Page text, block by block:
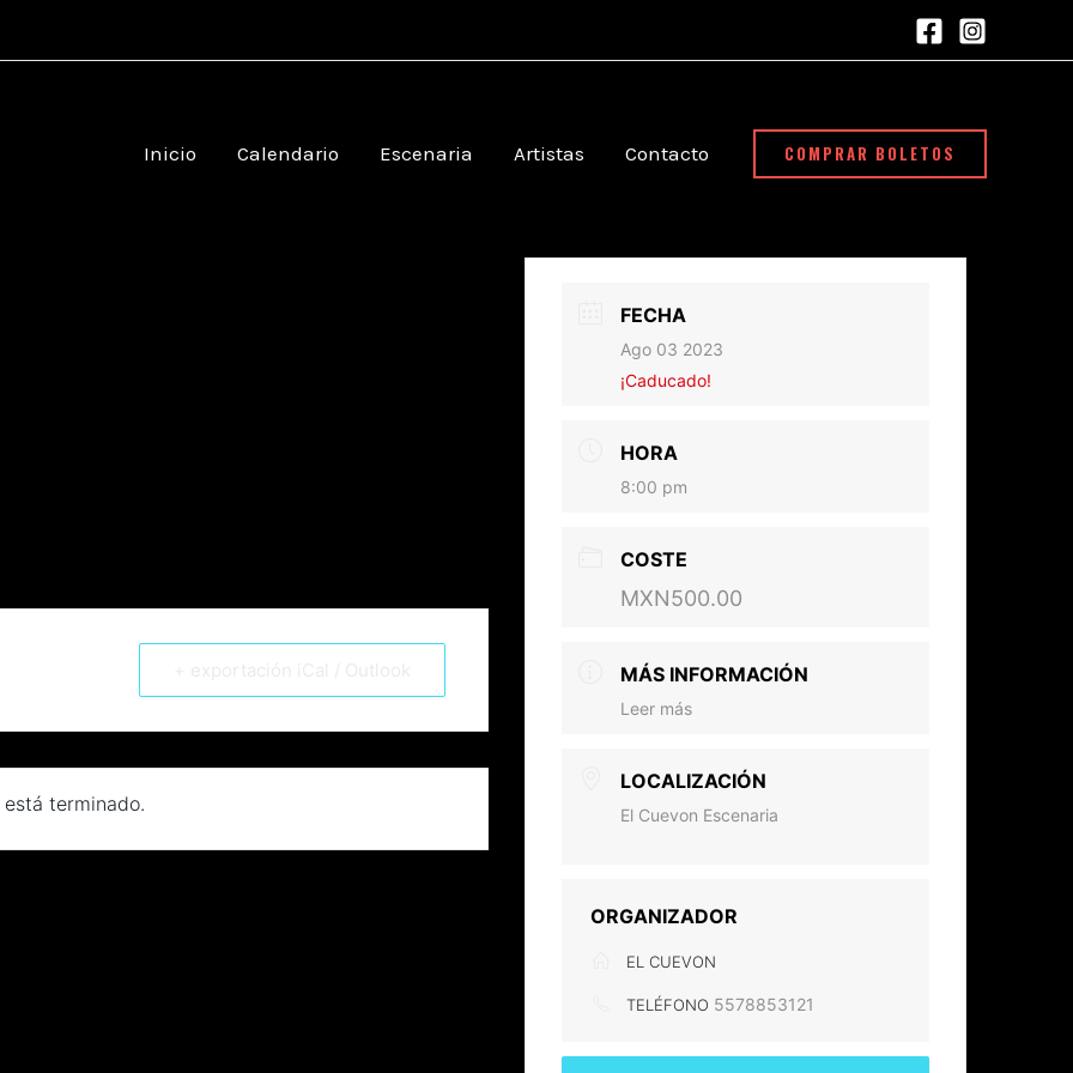
Inicio Calendario Escenaria Artistas Contacto COMPRAR BOLETOS
terminado.
FECHA
Ago 03 2023
¡Caducado!
HORA
8:00 pm
COSTE
MXN500.00
MÁS INFORMACIÓN
Leer más
LOCALIZACIÓN
El Cuevon Escenaria
ORGANIZADOR
EL CUEVON
TELÉFONO 5578853121